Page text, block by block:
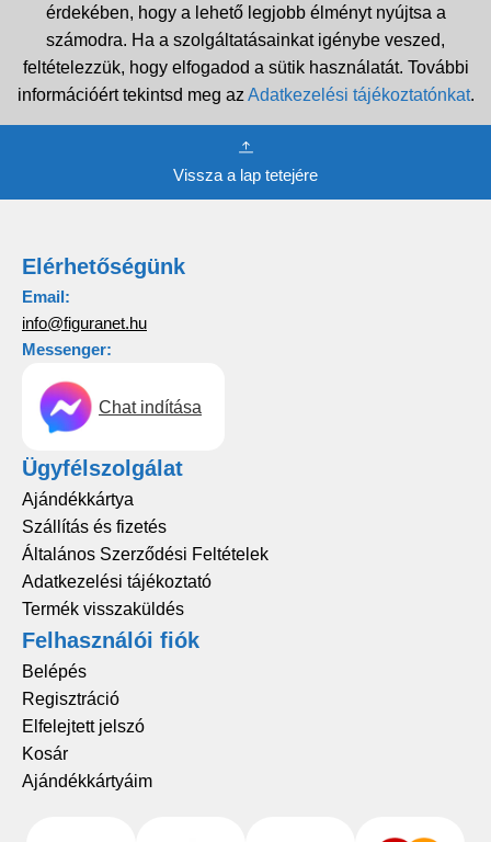
érdekében, hogy a lehető legjobb élményt nyújtsa a
számodra. Ha a szolgáltatásainkat igénybe veszed,
feltételezzük, hogy elfogadod a sütik használatát. További
információért tekintsd meg az Adatkezelési tájékoztatónkat.
Vissza a lap tetejére
Elérhetőségünk
Email:
info@figuranet.hu
Messenger:
Chat indítása
Ügyfélszolgálat
Ajándékkártya
Szállítás és fizetés
Általános Szerződési Feltételek
Adatkezelési tájékoztató
Termék visszaküldés
Felhasználói fiók
Belépés
Regisztráció
Elfelejtett jelszó
Kosár
Ajándékkártyáim